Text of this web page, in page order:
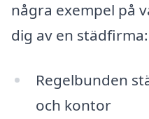
några exempel på
dig av en städfirma:
Regelbunden
och kontor